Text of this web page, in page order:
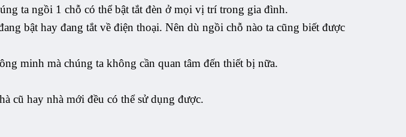
ta ngồi 1 chỗ có thể bật tắt đèn ở mọi vị trí trong gia đình.
bật hay đang tắt về điện thoại. Nên dù ngồi chỗ nào ta cũng biết được
minh mà chúng ta không cần quan tâm đến thiết bị nữa.
cũ hay nhà mới đều có thể sử dụng được.